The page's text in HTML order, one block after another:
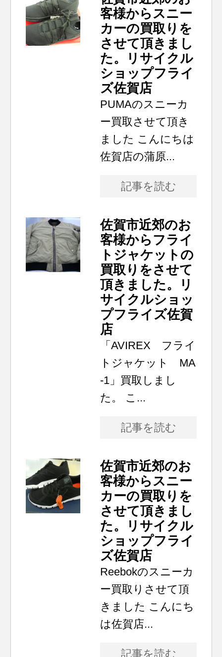
客様からスニー
カーの買取りを
させて頂きまし
た。リサイクル
ショップフライ
ズ佐賀店
PUMAのスニーカ
ー買取させて頂き
ました こんにちは
佐賀店の蒲原...
記事を読む
佐賀市近郊のお
客様からフライ
トジャケットの
買取りをさせて
頂きました。リ
サイクルショッ
プフライズ佐賀
店
「AVIREX フライ
トジャケット MA
-1」買取しまし
た。 こ...
記事を読む
佐賀市近郊のお
客様からスニー
カーの買取りを
させて頂きまし
た。リサイクル
ショップフライ
ズ佐賀店
Reebokのスニーカ
ー買取りさせて頂
きました こんにち
は佐賀店...
記事を読む